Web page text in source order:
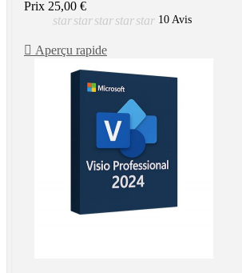
Prix 25,00 €
starstarstarstarstar 10 Avis
 Aperçu rapide